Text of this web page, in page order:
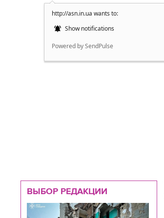
http://asn.in.ua wants to:
Show notifications
Powered by SendPulse
ВЫБОР РЕДАКЦИИ